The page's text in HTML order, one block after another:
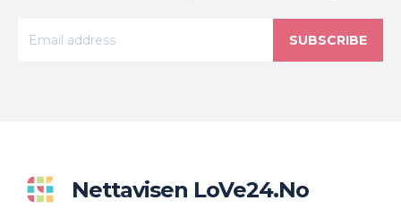
SUBSCRIBE
Nettavisen LoVe24.no